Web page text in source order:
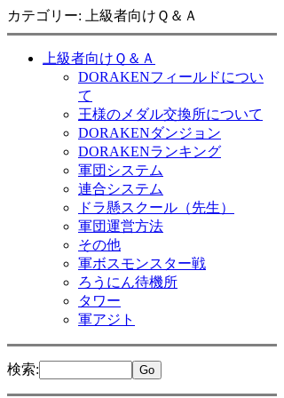
カテゴリー: 上級者向けＱ＆Ａ
上級者向けＱ＆Ａ
DORAKENフィールドについ
て
王様のメダル交換所について
DORAKENダンジョン
DORAKENランキング
軍団システム
連合システム
ドラ懸スクール（先生）
軍団運営方法
その他
軍ボスモンスター戦
ろうにん待機所
タワー
軍アジト
検索: